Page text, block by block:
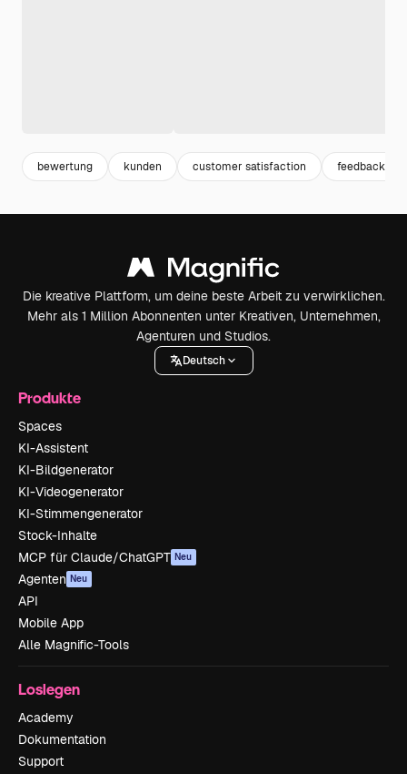
bewertung kunden customer satisfaction feedback
Die kreative Plattform, um deine beste Arbeit zu verwirklichen.
Mehr als 1 Million Abonnenten unter Kreativen, Unternehmen,
Agenturen und Studios.
Deutsch
Produkte
Spaces
KI-Assistent
KI-Bildgenerator
KI-Videogenerator
KI-Stimmengenerator
Stock-Inhalte
MCP für Claude/ChatGPT Neu
Agenten Neu
API
Mobile App
Alle Magnific-Tools
Loslegen
Academy
Dokumentation
Support